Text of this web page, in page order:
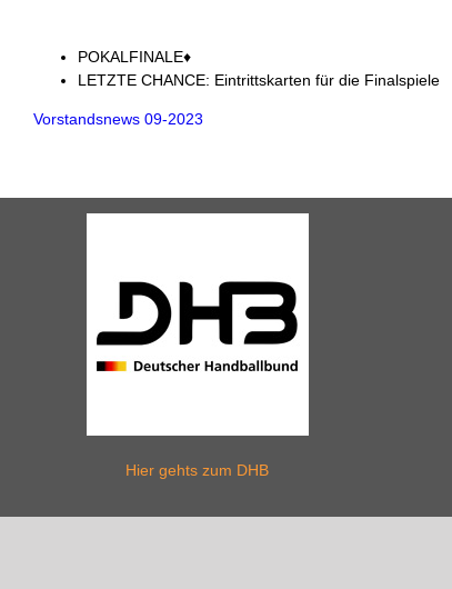
POKALFINALE♦
LETZTE CHANCE: Eintrittskarten für die Finalspiele
Vorstandsnews 09-2023
Hier gehts zum DHB